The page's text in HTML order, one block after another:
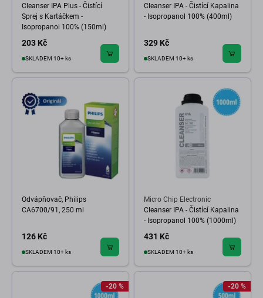
Cleanser IPA Plus - Čistící
Sprej s Kartáčkem -
Isopropanol 100% (150ml)
203 Kč
SKLADEM 10+ ks
Cleanser IPA - Čistící Kapalina
- Isopropanol 100% (400ml)
329 Kč
SKLADEM 10+ ks
Odvápňovač, Philips
CA6700/91, 250 ml
126 Kč
SKLADEM 10+ ks
Micro Chip Electronic
Cleanser IPA - Čistící Kapalina
- Isopropanol 100% (1000ml)
431 Kč
SKLADEM 10+ ks
-20 % -20 %